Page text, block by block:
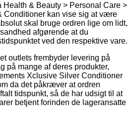
Health & Beauty > Personal Care >
Conditioner kan vise sig at være
skal bruge ordren lige om lidt,
afgørende at du
ved den respektive vare.
outlets frembyder levering på
på mange af deres produkter,
Xclusive Silver Conditioner
da det påkræver at ordren
tidspunkt, så de har udsigt til at
betjent forinden de lageransatte